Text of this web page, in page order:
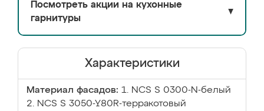
Посмотреть акции на кухонные
гарнитуры
▼
Характеристики
Материал фасадов: 1. NCS S 0300-N-белый
2. NCS S 3050-Y80R-терракотовый